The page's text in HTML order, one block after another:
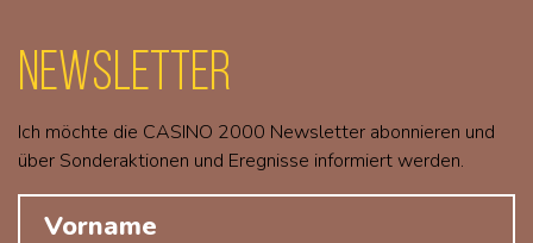
Newsletter
Ich möchte die CASINO 2000 Newsletter abonnieren und
über Sonderaktionen und Eregnisse informiert werden.